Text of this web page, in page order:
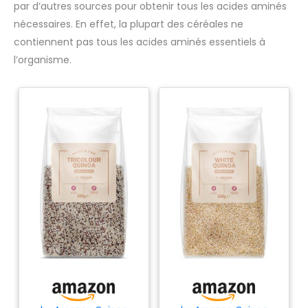
par d’autres sources pour obtenir tous les acides aminés
nécessaires. En effet, la plupart des céréales ne
contiennent pas tous les acides aminés essentiels à
l’organisme.